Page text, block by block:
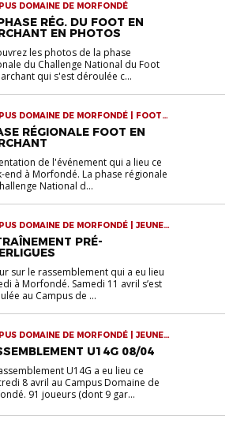
DOMAINE DE MORFONDÉ
RÉG. DU FOOT EN
EN PHOTOS
les photos de la phase
du Challenge National du Foot
qui s'est déroulée c...
DOMAINE DE MORFONDÉ | FOOT
RÉGIONALE FOOT EN
de l'événement qui a lieu ce
end à Morfondé. La phase régionale
National d...
DOMAINE DE MORFONDÉ | JEUNES
PRÉ-
sur le rassemblement qui a eu lieu
à Morfondé. Samedi 11 avril s’est
au Campus de ...
DOMAINE DE MORFONDÉ | JEUNES
U14G 08/04
U14G a eu lieu ce
8 avril au Campus Domaine de
91 joueurs (dont 9 gar...